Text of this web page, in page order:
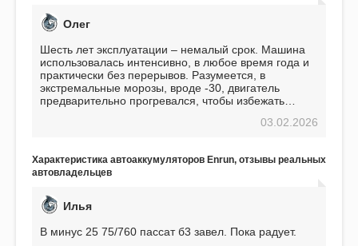
Олег
Шесть лет эксплуатации – немалый срок. Машина
использовалась интенсивно, в любое время года и
практически без перерывов. Разумеется, в
экстремальные морозы, вроде -30, двигатель
предварительно прогревался, чтобы избежать
использования не было ни единой поломки,
EFB 75. Судя по характеристикам, он даже
превосходит предыдущую модель.
03.02.2026
Характеристика автоаккумуляторов Enrun, отзывы реальных
автовладельцев
Илья
В минус 25 75/760 пассат б3 завел. Пока радует.